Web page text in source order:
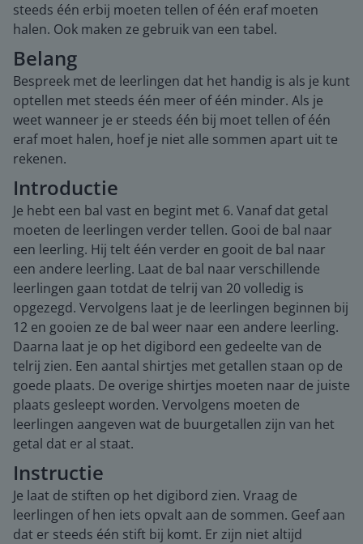
steeds één erbij moeten tellen of één eraf moeten
halen. Ook maken ze gebruik van een tabel.
Belang
Bespreek met de leerlingen dat het handig is als je kunt
optellen met steeds één meer of één minder. Als je
weet wanneer je er steeds één bij moet tellen of één
eraf moet halen, hoef je niet alle sommen apart uit te
rekenen.
Introductie
Je hebt een bal vast en begint met 6. Vanaf dat getal
moeten de leerlingen verder tellen. Gooi de bal naar
een leerling. Hij telt één verder en gooit de bal naar
een andere leerling. Laat de bal naar verschillende
leerlingen gaan totdat de telrij van 20 volledig is
opgezegd. Vervolgens laat je de leerlingen beginnen bij
12 en gooien ze de bal weer naar een andere leerling.
Daarna laat je op het digibord een gedeelte van de
telrij zien. Een aantal shirtjes met getallen staan op de
goede plaats. De overige shirtjes moeten naar de juiste
plaats gesleept worden. Vervolgens moeten de
leerlingen aangeven wat de buurgetallen zijn van het
getal dat er al staat.
Instructie
Je laat de stiften op het digibord zien. Vraag de
leerlingen of hen iets opvalt aan de sommen. Geef aan
dat er steeds één stift bij komt. Er zijn niet altijd